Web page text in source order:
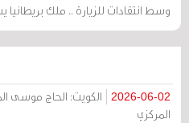
وسط انتقادات للزيارة .. ملك
2026-06-02
الكويت: الحاج موسى
المركزي